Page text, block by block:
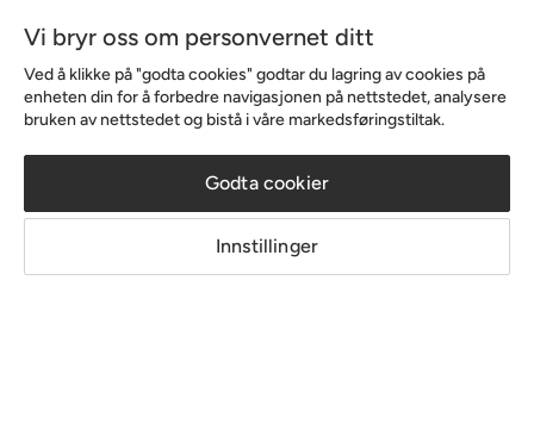
Sortiment & tilbud
Inspirasjon
Om Chilli
Vi bryr oss om personvernet ditt
Ved å klikke på "godta cookies" godtar du lagring av cookies på
enheten din for å forbedre navigasjonen på nettstedet, analysere
bruken av nettstedet og bistå i våre markedsføringstiltak.
Godta cookier
Innstillinger